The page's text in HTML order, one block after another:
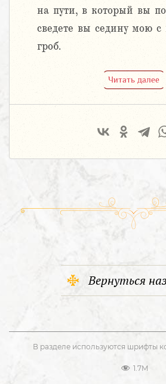
на пути, в который вы
сведете вы седину мою с
гроб.
Читать далее
Вернуться
В разделе используются шрифты
1.7M